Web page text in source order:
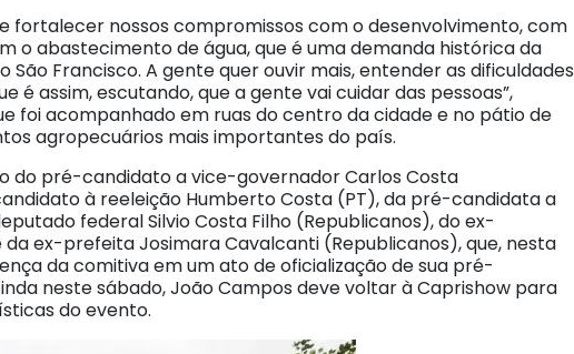
fortalecer nossos compromissos com o desenvolvimento, com
o abastecimento de água, que é uma demanda histórica da
Francisco. A gente quer ouvir mais, entender as dificuldades
é assim, escutando, que a gente vai cuidar das pessoas”,
foi acompanhado em ruas do centro da cidade e no pátio de
agropecuários mais importantes do país.
do pré-candidato a vice-governador Carlos Costa
à reeleição Humberto Costa (PT), da pré-candidata a
federal Silvio Costa Filho (Republicanos), do ex-
ex-prefeita Josimara Cavalcanti (Republicanos), que, nesta
da comitiva em um ato de oficialização de sua pré-
neste sábado, João Campos deve voltar à Caprishow para
do evento.